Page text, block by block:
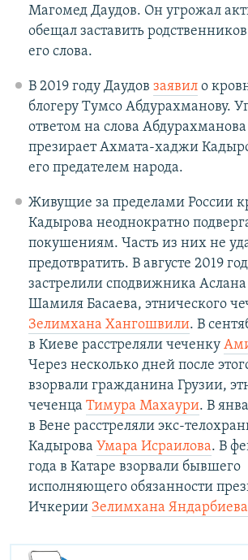
Магомед Даудов. Он угрожал
обещал заставить родственников
его слова.
В 2019 году Даудов заявило
блогеру Тумсо Абдурахманову.
ответом на слова Абдурахманова
презирает Ахмата-хаджи
его предателем народа.
Живущие за пределами России
Кадырова неоднократно
покушениям. Часть из них не
предотвратить. В августе 2019
застрелили сподвижника
Шамиля Басаева, этнического
Зелимхана Хангошвили. В
в Киеве расстреляли чеченку
Через несколько дней после
взорвали гражданина Грузии,
чеченца Тимура Махаури. В
в Вене расстреляли экс-
Кадырова Умара Исраилова. В
года в Катаре взорвали бывшего
исполняющего обязанности
Ичкерии Зелимхана Яндарбиева